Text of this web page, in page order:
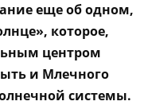
еще об одном,
которое,
центром
и Млечного
системы.